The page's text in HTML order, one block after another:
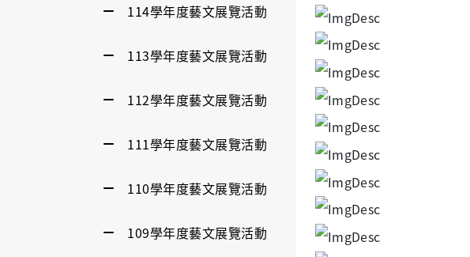
114學年度藝文展覽活動
113學年度藝文展覽活動
112學年度藝文展覽活動
111學年度藝文展覽活動
110學年度藝文展覽活動
109學年度藝文展覽活動